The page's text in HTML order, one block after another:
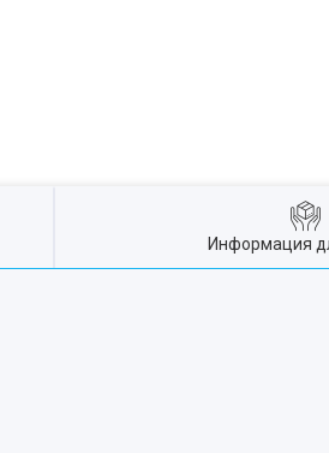
Информация